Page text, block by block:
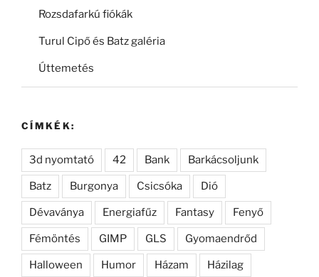
Rozsdafarkú fiókák
Turul Cipő és Batz galéria
Úttemetés
CÍMKÉK:
3d nyomtató 42 Bank Barkácsoljunk
Batz Burgonya Csicsóka Dió
Dévaványa Energiafűz Fantasy Fenyő
Fémöntés GIMP GLS Gyomaendrőd
Halloween Humor Házam Házilag